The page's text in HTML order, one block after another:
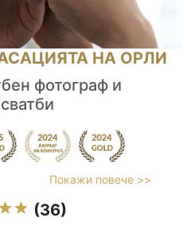
НА ОРЛИ
фотограф и
Покажи повече >>
(36)